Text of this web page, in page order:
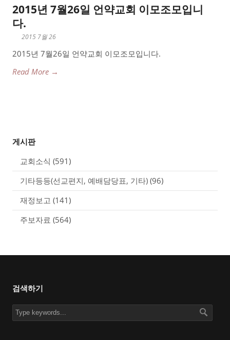
2015년 7월26일 언약교회 이모조모입니
다.
2015 7월 26
2015년 7월26일 언약교회 이모조모입니다.
Read More →
게시판
교회소식 (591)
기타등등(선교편지, 예배담당표, 기타) (96)
재정보고 (141)
주보자료 (564)
검색하기